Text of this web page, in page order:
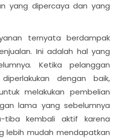
yang dipercaya dan yang
ternyata berdampak
Ini adalah hal yang
Ketika pelanggan
dengan baik,
melakukan pembelian
lama yang sebelumnya
tiba kembali aktif karena
lebih mudah mendapatkan